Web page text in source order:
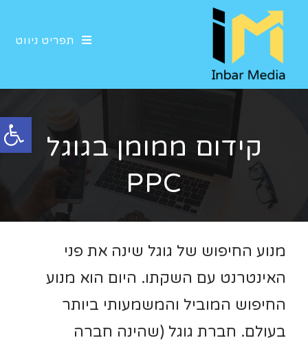
פתח סרגל נגישות
תפריט ניווט
קידום ממומן בגוגל
PPC
מנוע החיפוש של גוגל שינה את פני
האינטרנט עם השקתו. היום הוא מנוע
החיפוש המוביל והמשמעותי ביותר
בעולם. חברת גוגל (שהינה חברה